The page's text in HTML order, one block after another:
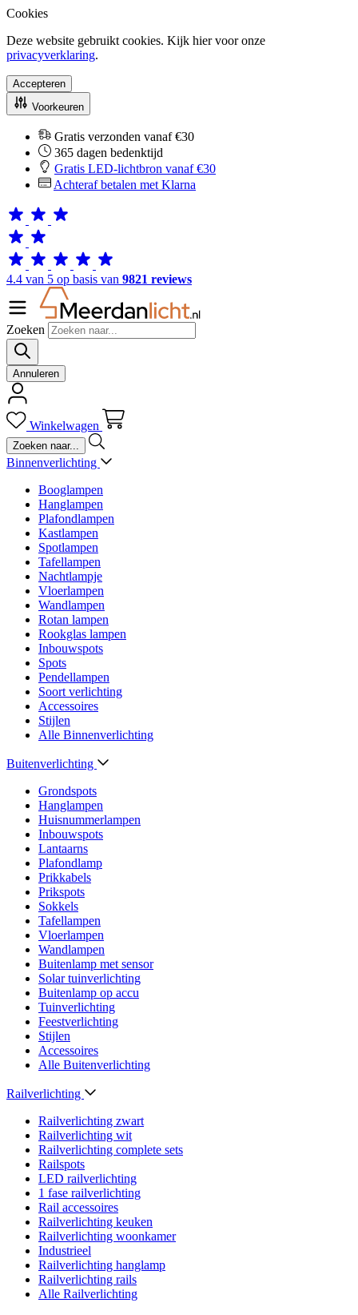
Cookies
Deze website gebruikt cookies. Kijk hier voor onze
privacyverklaring.
Accepteren
Voorkeuren
Gratis verzonden vanaf €30
365 dagen bedenktijd
Gratis LED-lichtbron vanaf €30
Achteraf betalen met Klarna
4.4 van 5 op basis van 9821 reviews
Zoeken
Annuleren
Winkelwagen
Binnenverlichting
Booglampen
Hanglampen
Plafondlampen
Kastlampen
Spotlampen
Tafellampen
Nachtlampje
Vloerlampen
Wandlampen
Rotan lampen
Rookglas lampen
Inbouwspots
Spots
Pendellampen
Soort verlichting
Accessoires
Stijlen
Alle Binnenverlichting
Buitenverlichting
Grondspots
Hanglampen
Huisnummerlampen
Inbouwspots
Lantaarns
Plafondlamp
Prikkabels
Prikspots
Sokkels
Tafellampen
Vloerlampen
Wandlampen
Buitenlamp met sensor
Solar tuinverlichting
Buitenlamp op accu
Tuinverlichting
Feestverlichting
Stijlen
Accessoires
Alle Buitenverlichting
Railverlichting
Railverlichting zwart
Railverlichting wit
Railverlichting complete sets
Railspots
LED railverlichting
1 fase railverlichting
Rail accessoires
Railverlichting keuken
Railverlichting woonkamer
Industrieel
Railverlichting hanglamp
Railverlichting rails
Alle Railverlichting